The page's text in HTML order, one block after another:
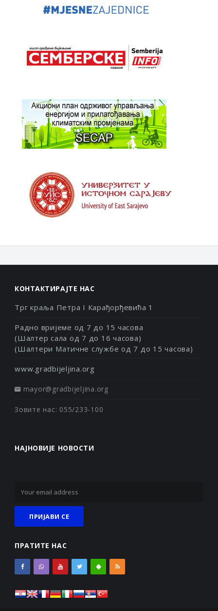
КОНТАКТИРАЈТЕ НАС
Трг краља Петра I Карађорђевића 1
Радно вријеме од 7 до 15 часова
(Шалтер сала од 7 до 16 часова)
(Шалтери Матичне службе од 7 до 15 часова)
www.gradbijeljina.org
mayor@gradbijeljina.org
Зовите нас: 055/233-100
НАЈНОВИЈЕ НОВОСТИ
ПРАТИТЕ НАС